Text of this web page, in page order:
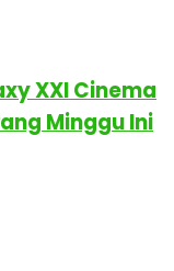
XXI Cinema
Minggu Ini